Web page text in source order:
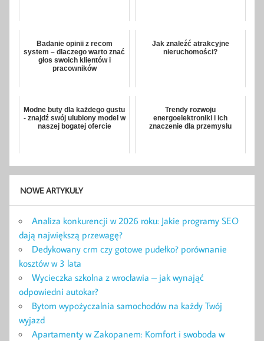
Badanie opinii z recom
system – dlaczego warto znać
głos swoich klientów i
pracowników
Jak znaleźć atrakcyjne
nieruchomości?
Modne buty dla każdego gustu
- znajdź swój ulubiony model w
naszej bogatej ofercie
Trendy rozwoju
energoelektroniki i ich
znaczenie dla przemysłu
NOWE ARTYKUŁY
Analiza konkurencji w 2026 roku: Jakie programy SEO
dają największą przewagę?
Dedykowany crm czy gotowe pudełko? porównanie
kosztów w 3 lata
Wycieczka szkolna z wrocławia – jak wynająć
odpowiedni autokar?
Bytom wypożyczalnia samochodów na każdy Twój
wyjazd
Apartamenty w Zakopanem: Komfort i swoboda w